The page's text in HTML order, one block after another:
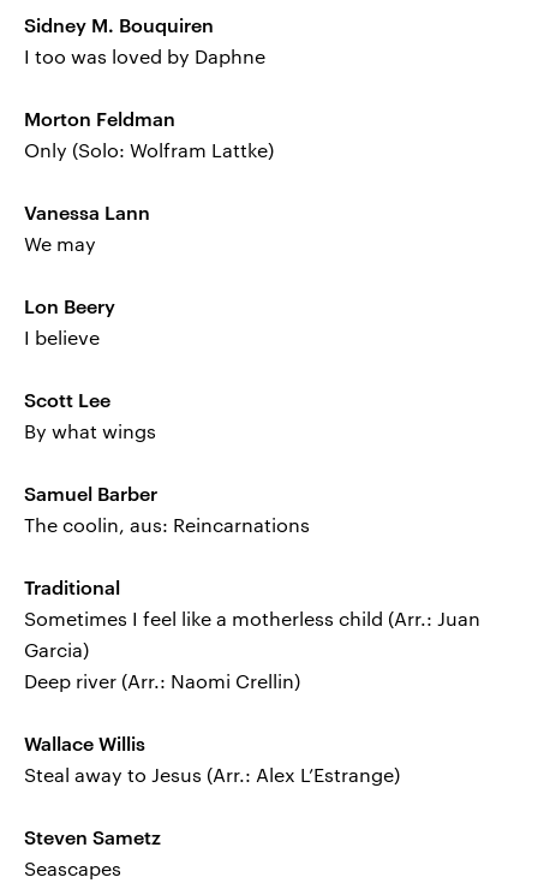
Sidney M. Bouquiren
I too was loved by Daphne
Morton Feldman
Only (Solo: Wolfram Lattke)
Vanessa Lann
We may
Lon Beery
I believe
Scott Lee
By what wings
Samuel Barber
The coolin, aus: Reincarnations
Traditional
Sometimes I feel like a motherless child (Arr.: Juan
Garcia)
Deep river (Arr.: Naomi Crellin)
Wallace Willis
Steal away to Jesus (Arr.: Alex L’Estrange)
Steven Sametz
Seascapes